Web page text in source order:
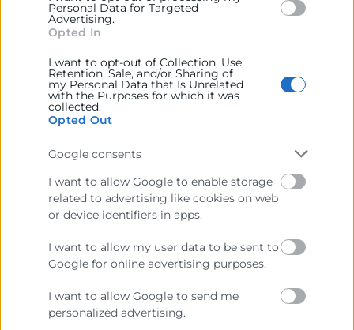
Personal Data for Targeted
Advertising.
Opted In
I want to opt-out of Collection, Use,
Retention, Sale, and/or Sharing of
my Personal Data that Is Unrelated
with the Purposes for which it was
collected.
Opted Out
Google consents
I want to allow Google to enable storage
related to advertising like cookies on web
or device identifiers in apps.
I want to allow my user data to be sent to
Google for online advertising purposes.
I want to allow Google to send me
personalized advertising.
incertidumbre.
7. Define la estrategia y elabora un plan.
Determinación de la misión, la visión y los
valores de la empresa.
Definición de la estrategia.
Objetivos estratégicos y objetivos
El plan de acciones y la toma de decisiones.
La metodología propuesta desarrolla la capacidad
empresa, entender de forma global las
particularidades de sus distintas áreas funcionales,